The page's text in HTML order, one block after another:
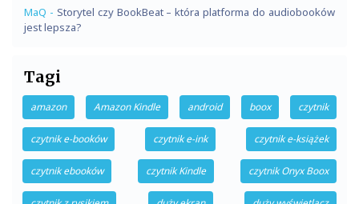
MaQ - Storytel czy BookBeat – która platforma do audiobooków
jest lepsza?
Tagi
amazon Amazon Kindle android boox czytnik
czytnik e-booków czytnik e-ink czytnik e-książek
czytnik ebooków czytnik Kindle czytnik Onyx Boox